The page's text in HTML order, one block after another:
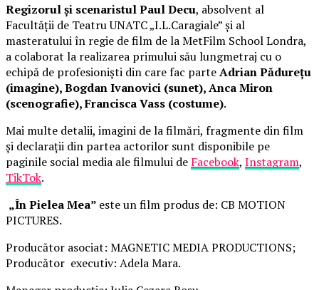
Regizorul și scenaristul Paul Decu, absolvent al
Facultății de Teatru UNATC „I.L.Caragiale” și al
masteratului în regie de film de la MetFilm School Londra,
a colaborat la realizarea primului său lungmetraj cu o
echipă de profesioniști din care fac parteAdrian Pădurețu
(imagine), Bogdan Ivanovici (sunet), Anca Miron
(scenografie), Francisca Vass (costume).
Mai multe detalii, imagini de la filmări, fragmente din film
și declarații din partea actorilor sunt disponibile pe
paginile social media ale filmului de Facebook, Instagram,
TikTok.
„În Pielea Mea” este un film produs de: CB MOTION
PICTURES.
Producător asociat: MAGNETIC MEDIA PRODUCTIONS;
Producător executiv: Adela Mara.